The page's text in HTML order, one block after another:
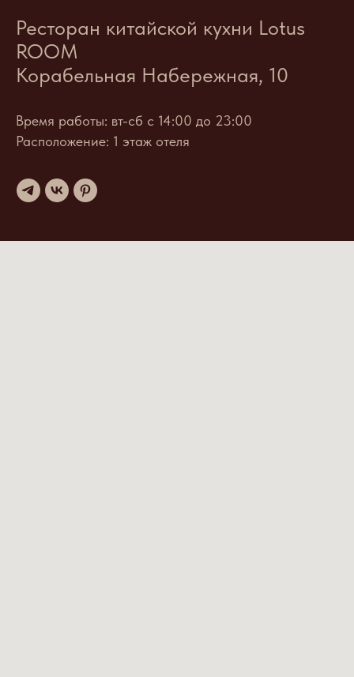
Ресторан китайской кухни Lotus
ROOM
Корабельная Набережная, 10
Время работы: вт-сб с 14:00 до 23:00
Расположение: 1 этаж отеля